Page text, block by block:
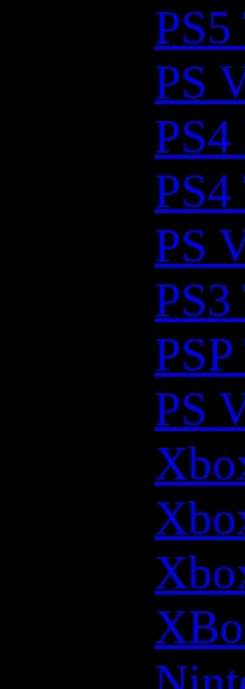
PS5
PS
PS4
PS4
PS
PS3
PSP
PS